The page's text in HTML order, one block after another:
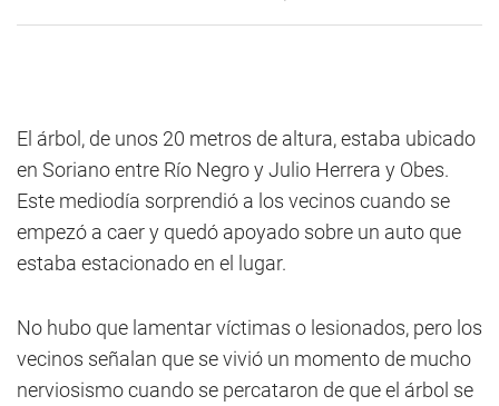
El árbol, de unos 20 metros de altura, estaba ubicado
en Soriano entre Río Negro y Julio Herrera y Obes.
Este mediodía sorprendió a los vecinos cuando se
empezó a caer y quedó apoyado sobre un auto que
estaba estacionado en el lugar.
No hubo que lamentar víctimas o lesionados, pero los
vecinos señalan que se vivió un momento de mucho
nerviosismo cuando se percataron de que el árbol se